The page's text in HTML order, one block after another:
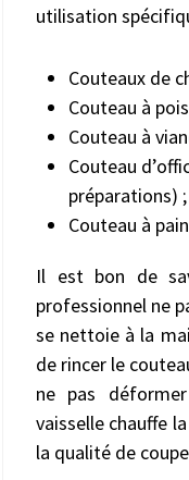
utilisation
Couteaux de
Couteau à
Couteau à
Couteau
préparations) ;
Couteau à
Il est bon de
professionnel ne
se nettoie à la
de rincer le
ne pas
vaisselle chauffe
la qualité de